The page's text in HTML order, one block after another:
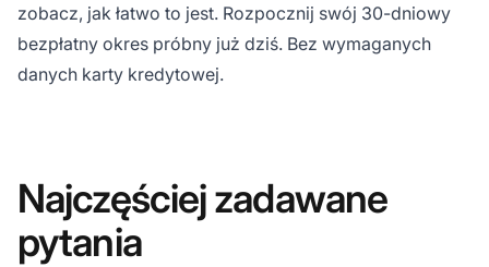
zobacz, jak łatwo to jest. Rozpocznij swój 30-dniowy
bezpłatny okres próbny już dziś. Bez wymaganych
danych karty kredytowej.
Najczęściej zadawane
pytania